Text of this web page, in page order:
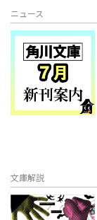
ニュース
文庫解説